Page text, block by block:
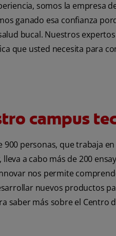
somos la empresa
ganado esa confianza
bucal. Nuestros
que usted necesita para
campus
900 personas, que trabaja
lleva a cabo más de 200
nos permite
nuevos productos
saber más sobre el Centro